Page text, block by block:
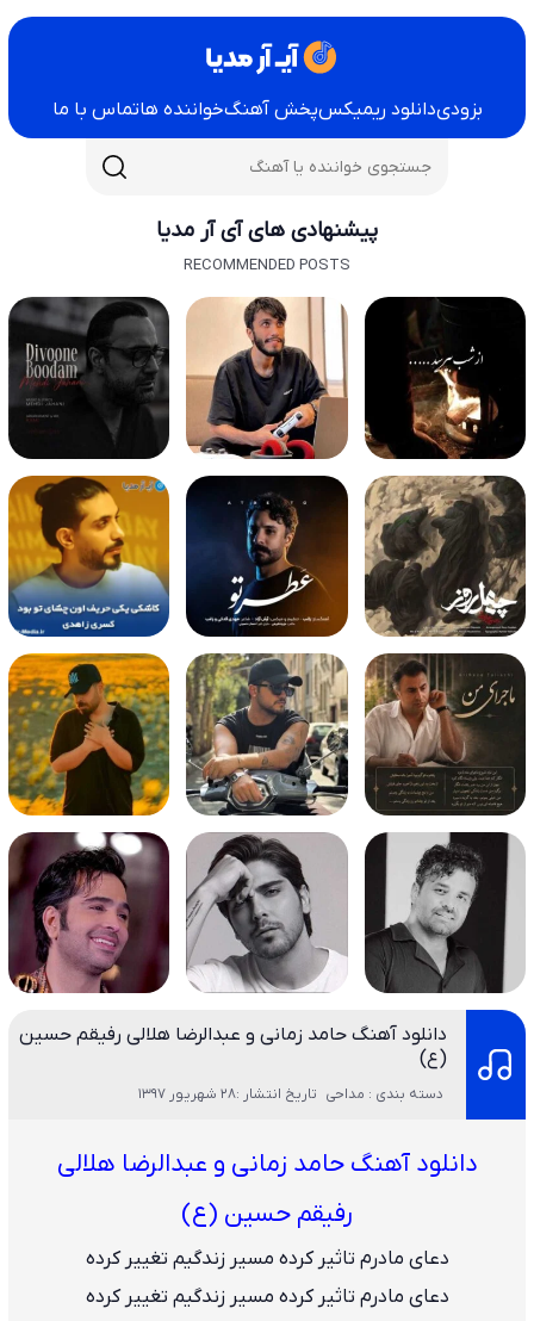
بزودیدانلود ریمیکسپخش آهنگخواننده هاتماس با ما
پیشنهادی های آی آر مدیا
RECOMMENDED POSTS
دانلود آهنگ حامد زمانی و عبدالرضا هلالی رفیقم حسین
(ع)
دسته بندی : مداحی تاریخ انتشار :28 شهریور 1397
دانلود آهنگ حامد زمانی و عبدالرضا هلالی
رفیقم حسین (ع)
دعای مادرم تاثیر کرده مسیر زندگیم تغییر کرده
دعای مادرم تاثیر کرده مسیر زندگیم تغییر کرده